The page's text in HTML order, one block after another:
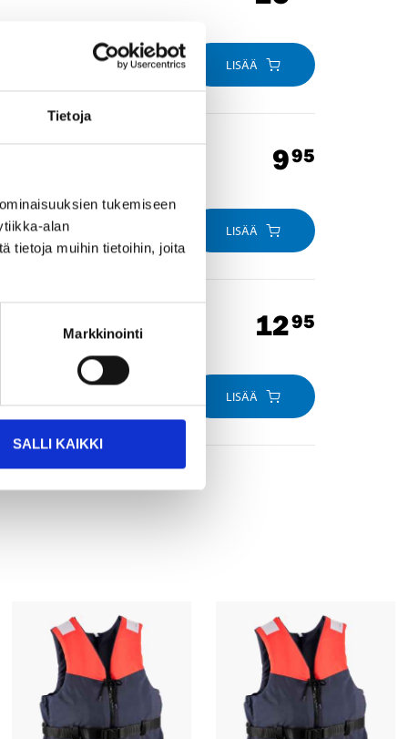
Tietoja
tukemiseen
alan
tietoja muihin tietoihin, joita
Markkinointi
SALLI KAIKKI
LISÄÄ
995
LISÄÄ
1295
LISÄÄ